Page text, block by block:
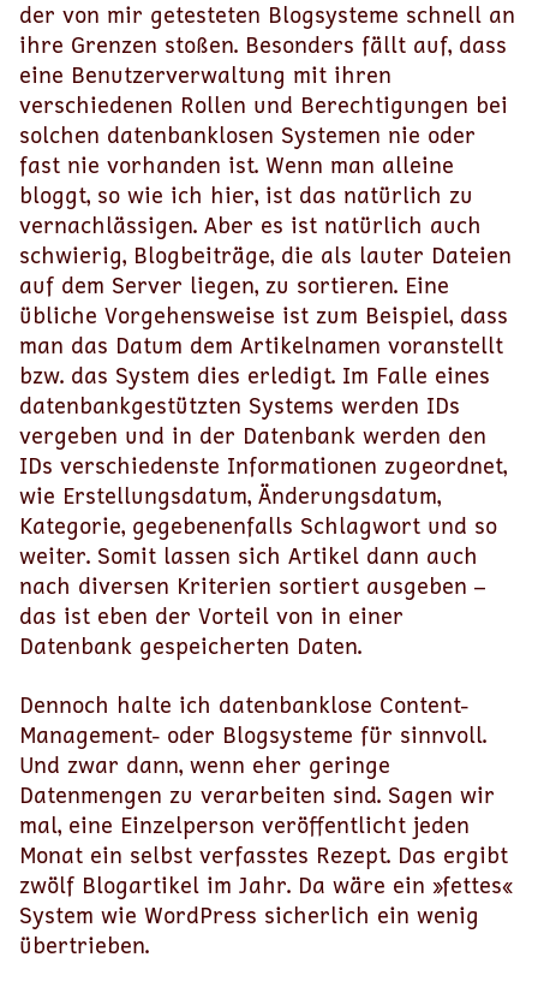
der von mir getesteten Blogsysteme schnell an
ihre Grenzen stoßen. Besonders fällt auf, dass
eine Benutzerverwaltung mit ihren
verschiedenen Rollen und Berechtigungen bei
solchen datenbanklosen Systemen nie oder
fast nie vorhanden ist. Wenn man alleine
bloggt, so wie ich hier, ist das natürlich zu
vernachlässigen. Aber es ist natürlich auch
schwierig, Blogbeiträge, die als lauter Dateien
auf dem Server liegen, zu sortieren. Eine
übliche Vorgehensweise ist zum Beispiel, dass
man das Datum dem Artikelnamen voranstellt
bzw. das System dies erledigt. Im Falle eines
datenbankgestützten Systems werden IDs
vergeben und in der Datenbank werden den
IDs verschiedenste Informationen zugeordnet,
wie Erstellungsdatum, Änderungsdatum,
Kategorie, gegebenenfalls Schlagwort und so
weiter. Somit lassen sich Artikel dann auch
nach diversen Kriterien sortiert ausgeben –
das ist eben der Vorteil von in einer
Datenbank gespeicherten Daten.
Dennoch halte ich datenbanklose Content-
Management- oder Blogsysteme für sinnvoll.
Und zwar dann, wenn eher geringe
Datenmengen zu verarbeiten sind. Sagen wir
mal, eine Einzelperson veröffentlicht jeden
Monat ein selbst verfasstes Rezept. Das ergibt
zwölf Blogartikel im Jahr. Da wäre ein »fettes«
System wie WordPress sicherlich ein wenig
übertrieben.